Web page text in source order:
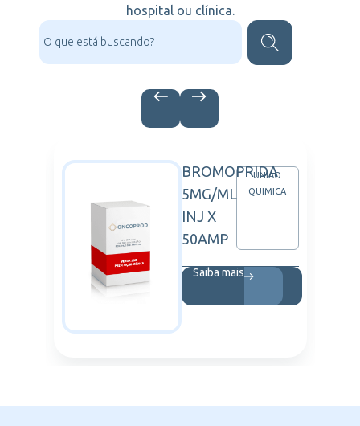
hospital ou clínica.
BROMOPRIDA
5MG/ML
INJ X
50AMP
UNIAO
QUIMICA
Saiba mais